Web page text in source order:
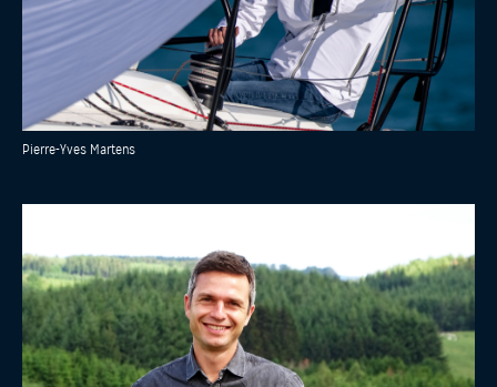
Pierre-Yves Martens